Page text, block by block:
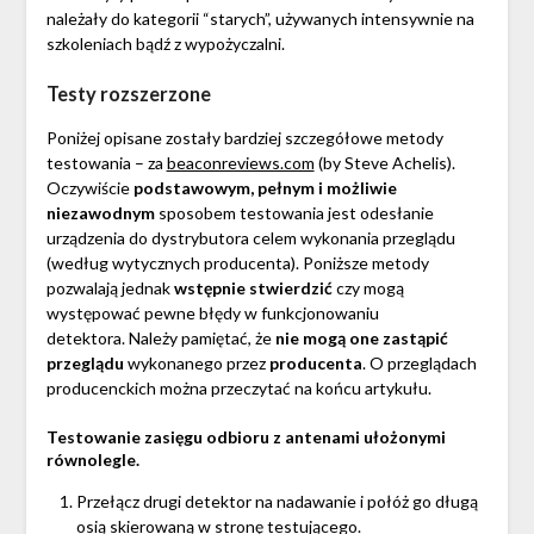
należały do kategorii “starych”, używanych intensywnie na
szkoleniach bądź z wypożyczalni.
Testy rozszerzone
Poniżej opisane zostały bardziej szczegółowe metody
testowania – za beaconreviews.com (by Steve Achelis).
Oczywiście podstawowym, pełnym i możliwie
niezawodnymsposobem testowania jest odesłanie
urządzenia do dystrybutora celem wykonania przeglądu
(według wytycznych producenta). Poniższe metody
pozwalają jednakwstępnie stwierdzićczy mogą
występować pewne błędy w funkcjonowaniu
detektora. Należy pamiętać, że nie mogą one zastąpić
przeglądu wykonanego przez producenta. O przeglądach
producenckich można przeczytać na końcu artykułu.
Testowanie zasięgu odbioru z antenami ułożonymi
równolegle.
Przełącz drugi detektor na nadawanie i połóż go długą
osią skierowaną w stronę testującego.